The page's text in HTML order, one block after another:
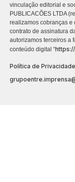
vinculação editorial e
PUBLICACÕES LTDA
realizamos cobranças e
contrato de assinatura
autorizamos terceiros a
conteúdo digital “
Política de Privacidade